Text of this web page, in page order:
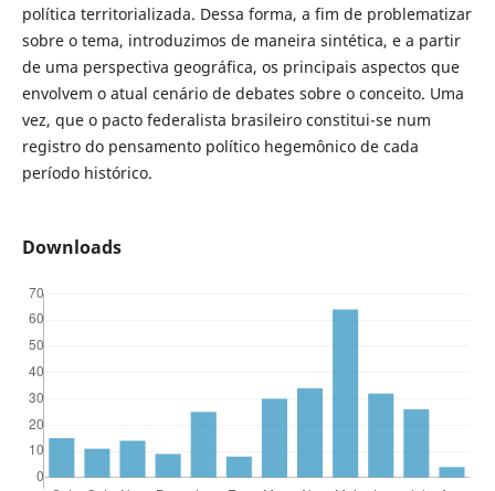
política territorializada. Dessa forma, a fim de problematizar
sobre o tema, introduzimos de maneira sintética, e a partir
de uma perspectiva geográfica, os principais aspectos que
envolvem o atual cenário de debates sobre o conceito. Uma
vez, que o pacto federalista brasileiro constitui-se num
registro do pensamento político hegemônico de cada
período histórico.
Downloads